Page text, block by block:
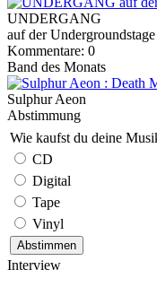
UNDERGANG
auf der Undergroundstage
Kommentare: 0
Band des Monats
Sulphur Aeon
Abstimmung
Wie kaufst du deine
CD
Digital
Tape
Vinyl
Interview